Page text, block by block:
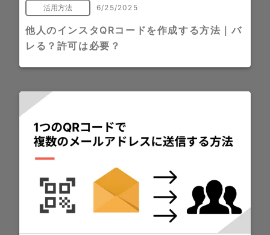
活用方法 6/25/2025
他人のインスタQRコードを作成する方法｜バ
レる？許可は必要？